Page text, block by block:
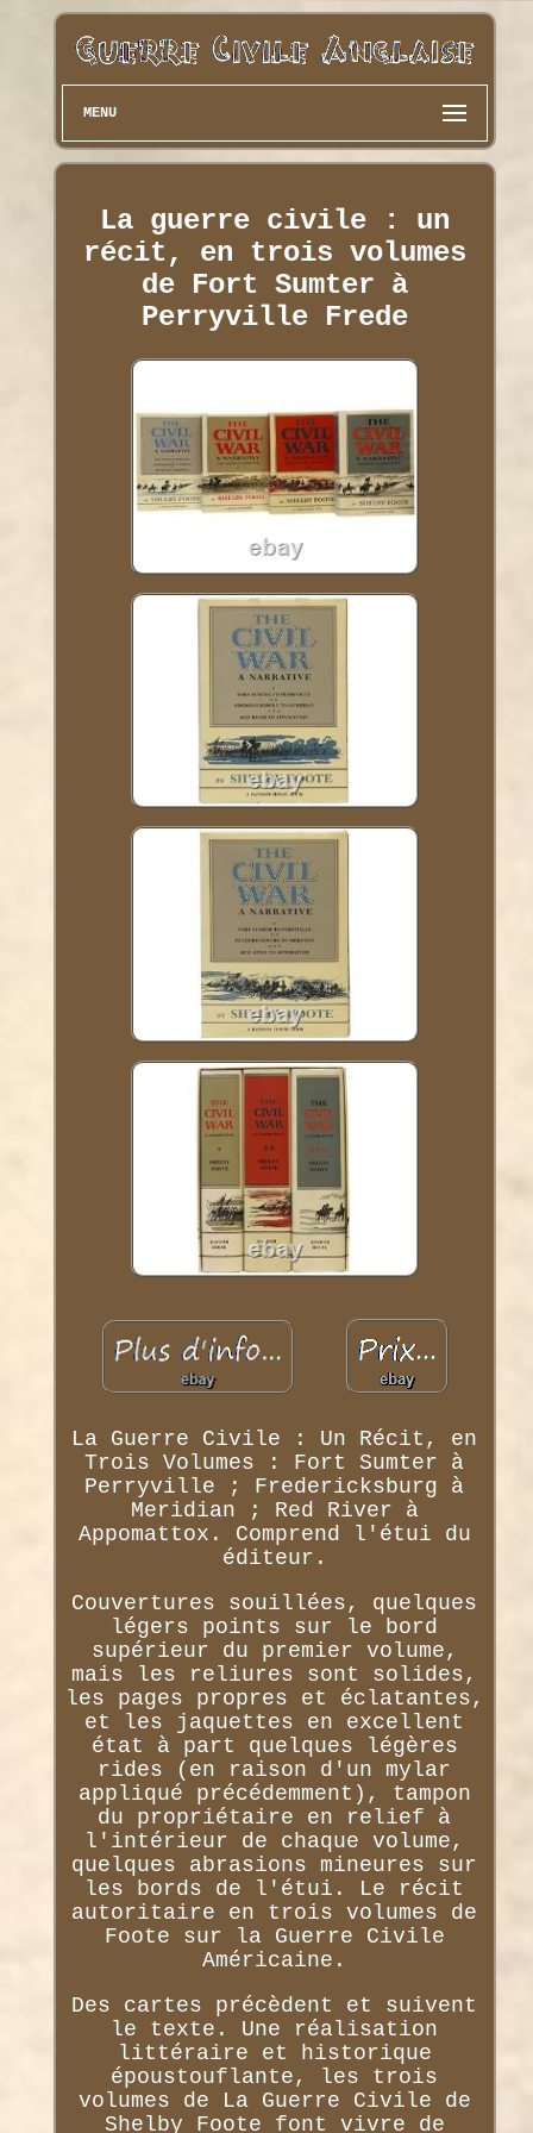
MENU
La guerre civile : un
récit, en trois volumes
de Fort Sumter à
Perryville Frede
La Guerre Civile : Un Récit, en
Trois Volumes : Fort Sumter à
Perryville ; Fredericksburg à
Meridian ; Red River à
Appomattox. Comprend l'étui du
éditeur.
Couvertures souillées, quelques
légers points sur le bord
supérieur du premier volume,
mais les reliures sont solides,
les pages propres et éclatantes,
et les jaquettes en excellent
état à part quelques légères
rides (en raison d'un mylar
appliqué précédemment), tampon
du propriétaire en relief à
l'intérieur de chaque volume,
quelques abrasions mineures sur
les bords de l'étui. Le récit
autoritaire en trois volumes de
Foote sur la Guerre Civile
Américaine.
Des cartes précèdent et suivent
le texte. Une réalisation
littéraire et historique
époustouflante, les trois
volumes de La Guerre Civile de
Shelby Foote font vivre de